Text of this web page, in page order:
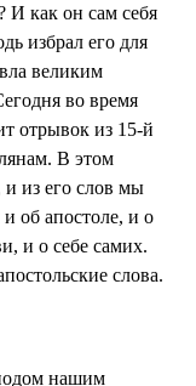
И как он сам себя
избрал его для
великим
во время
отрывок из 15-й
В этом
и из его слов мы
об апостоле, и о
и о себе самих.
слова.
нашим